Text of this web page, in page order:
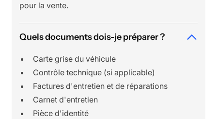
pour la vente.
Quels documents dois-je préparer ?
Carte grise du véhicule
Contrôle technique (si applicable)
Factures d'entretien et de réparations
Carnet d'entretien
Pièce d'identité